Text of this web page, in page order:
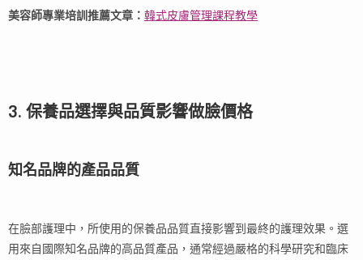
美容師專業培訓推薦文章： 韓式皮膚管理課程教學
3. 保養品選擇與品質影響做臉價格
知名品牌的產品品質
在臉部護理中，所使用的保養品品質直接影響到最終的護理效果。選
用來自國際知名品牌的高品質產品，通常經過嚴格的科學研究和臨床